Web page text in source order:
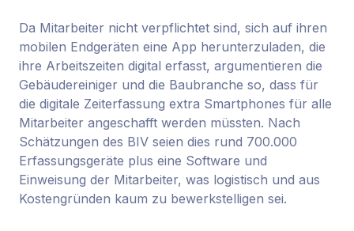
Da Mitarbeiter nicht verpflichtet sind, sich auf ihren
mobilen Endgeräten eine App herunterzuladen, die
ihre Arbeitszeiten digital erfasst, argumentieren die
Gebäudereiniger und die Baubranche so, dass für
die digitale Zeiterfassung extra Smartphones für alle
Mitarbeiter angeschafft werden müssten. Nach
Schätzungen des BIV seien dies rund 700.000
Erfassungsgeräte plus eine Software und
Einweisung der Mitarbeiter, was logistisch und aus
Kostengründen kaum zu bewerkstelligen sei.